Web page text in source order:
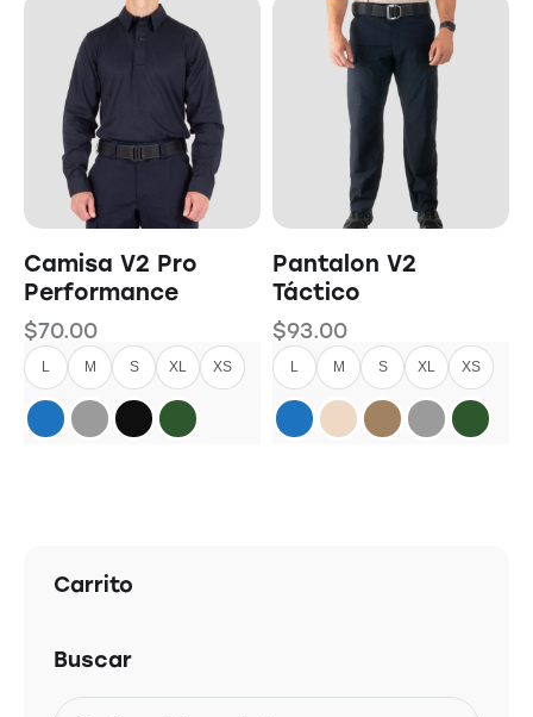
Camisa V2 Pro
Performance
$70.00
L M S XL XS
Pantalon V2
Táctico
$93.00
L M S XL XS
Carrito
Buscar